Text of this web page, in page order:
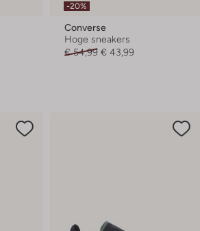
-20%
Converse
Hoge sneakers
€ 54,99 € 43,99